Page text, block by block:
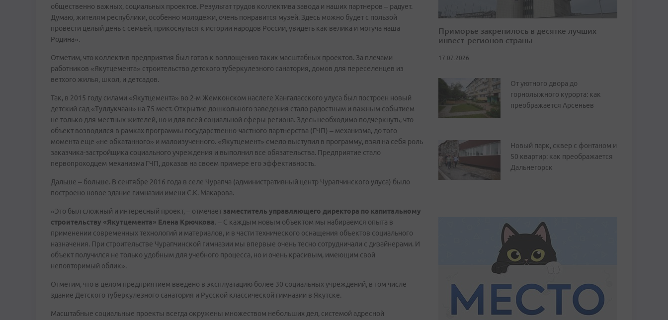
общественно важных, социальных проектов. Результат трудов коллектива завода и наших партнеров – радует.
Думаю, жителям республики, особенно молодежи, очень понравится музей. Здесь можно будет с пользой
провести целый день с семьей, прикоснуться к истории народов России, увидеть как велика и могуча наша
Родина».
Отметим, что коллектив предприятия был готов к воплощению таких масштабных проектов. За плечами
работников «Якутцемента» строительство детского туберкулезного санатория, домов для переселенцев из
ветхого жилья, школ, и детсадов.
Так, в 2015 году силами «Якутцемента» во 2-м Жемконском наслеге Хангаласского улуса был построен новый
детский сад «Туллукчаан» на 75 мест. Открытие дошкольного заведения стало радостным и важным событием
не только для местных жителей, но и для всей социальной сферы региона. Здесь необходимо подчеркнуть, что
объект возводился в рамках программы государственно-частного партнерства (ГЧП) – механизма, до того
момента еще «не обкатанного» и малоизученного. «Якутцемент» смело выступил в программу, взял на себя роль
заказчика-застройщика социального учреждения и выполнил все обязательства. Предприятие стало
первопроходцем механизма ГЧП, доказав на своем примере его эффективность.
Дальше – больше. В сентябре 2016 года в селе Чурапча (административный центр Чурапчинского улуса) было
построено новое здание гимназии имени С.К. Макарова.
«Это был сложный и интересный проект, – отмечает заместитель управляющего директора по капитальному
строительству «Якутцемента» Елена Крючкова.– С каждым новым объектом мы набираемся опыта в
применении современных технологий и материалов, и в части технического оснащения объектов социального
назначения. При строительстве Чурапчинской гимназии мы впервые очень тесно сотрудничали с дизайнерами. И
объект получился не только удобным для учебного процесса, но и очень красивым, имеющим свой
неповторимый облик».
Отметим, что в целом предприятием введено в эксплуатацию более 30 социальных учреждений, в том числе
здание Детского туберкулезного санатория и Русской классической гимназии в Якутске.
Масштабные социальные проекты всегда окружены множеством небольших дел, системой адресной
Приморье закрепилось в десятке лучших
инвест-регионов страны
17.07.2026
От уютного двора до
горнолыжного курорта: как
преображается Арсеньев
Новый парк, сквер с фонтаном и
50 квартир: как преображается
Дальнегорск